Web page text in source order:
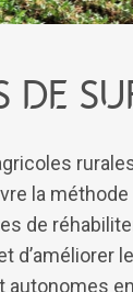
de
la
de
d’améliorer